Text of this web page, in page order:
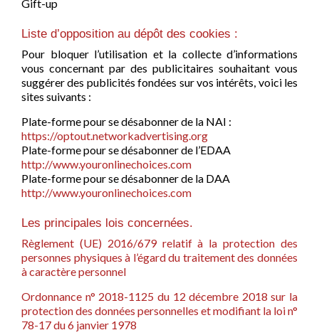
Gift-up
Liste d’opposition au dépôt des cookies :
Pour bloquer l’utilisation et la collecte d’informations
vous concernant par des publicitaires souhaitant vous
suggérer des publicités fondées sur vos intérêts, voici les
sites suivants :
Plate-forme pour se désabonner de la NAI :
https://optout.networkadvertising.org
Plate-forme pour se désabonner de l’EDAA
http://www.youronlinechoices.com
Plate-forme pour se désabonner de la DAA
http://www.youronlinechoices.com
Les principales lois concernées.
Règlement (UE) 2016/679 relatif à la protection des
personnes physiques à l’égard du traitement des données
à caractère personnel
Ordonnance n° 2018-1125 du 12 décembre 2018 sur la
protection des données personnelles et modifiant la loi n°
78-17 du 6 janvier 1978